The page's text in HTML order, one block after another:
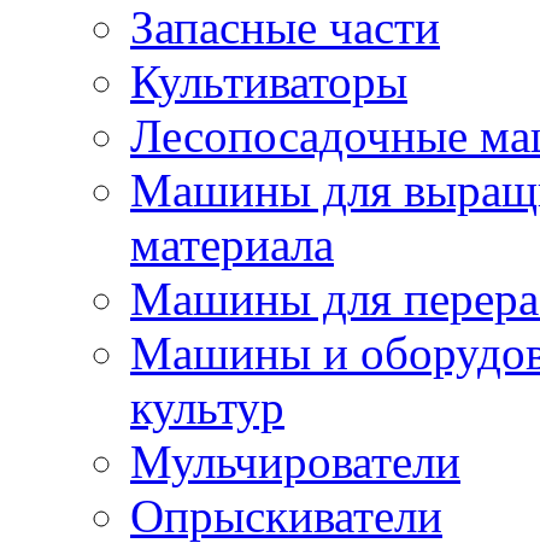
Запасные части
Культиваторы
Лесопосадочные
Машины для
материала
Машины для
Машины и
культур
Мульчирователи
Опрыскиватели